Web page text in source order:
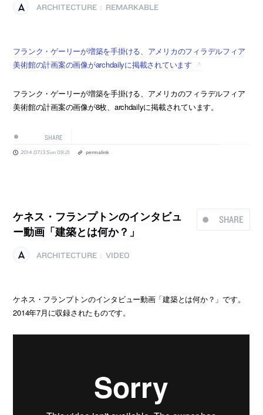
ARCHITECTURE REMARKABLE
フランク・ゲーリーが増築を手掛ける、アメリカのフィラデルフィア
美術館の計画案の画像がarchdailyに掲載されています
フランク・ゲーリーが増築を手掛ける、アメリカのフィラデルフィア
美術館の計画案の画像が8枚、archdailyに掲載されています。
SHARE
2014.07.13 Sun 09:21 permalink
SHARE
ケネス・フランプトンのインタビュ
ー動画「建築とは何か？」
ARCHITECTURE VIDEO
ケネス・フランプトンのインタビュー動画「建築とは何か？」です。
2014年7月に収録されたものです。